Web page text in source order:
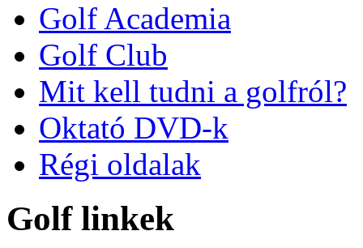
Golf Academia
Golf Club
Mit kell tudni a golfról?
Oktató DVD-k
Régi oldalak
Golf linkek